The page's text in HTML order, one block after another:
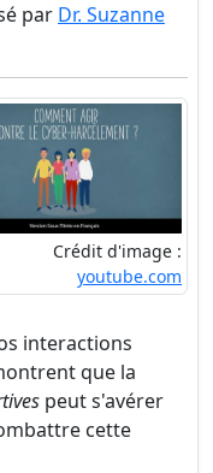
par Dr. Suzanne
Crédit d'image :
youtube.com
interactions
que la
peut s'avérer
cette